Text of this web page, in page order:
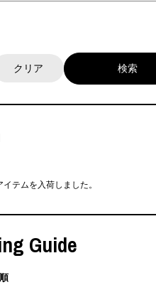
クリア
テムを入荷しました。
Guide